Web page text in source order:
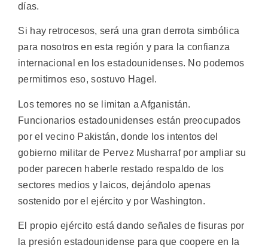
días.
Si hay retrocesos, será una gran derrota simbólica
para nosotros en esta región y para la confianza
internacional en los estadounidenses. No podemos
permitirnos eso, sostuvo Hagel.
Los temores no se limitan a Afganistán.
Funcionarios estadounidenses están preocupados
por el vecino Pakistán, donde los intentos del
gobierno militar de Pervez Musharraf por ampliar su
poder parecen haberle restado respaldo de los
sectores medios y laicos, dejándolo apenas
sostenido por el ejército y por Washington.
El propio ejército está dando señales de fisuras por
la presión estadounidense para que coopere en la